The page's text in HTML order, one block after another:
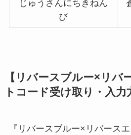
じゅうさんにちきねん
び
【リバースブルー×リバ
トコード受け取り・入力
『リバースブルー×リバース